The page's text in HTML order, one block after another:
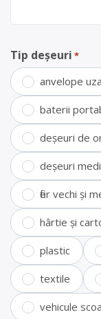
Tip deșeuri *
anvelope
baterii
deșeuri de
deșeuri
fier vechi și
hârtie și
plastic
textile
vehicule